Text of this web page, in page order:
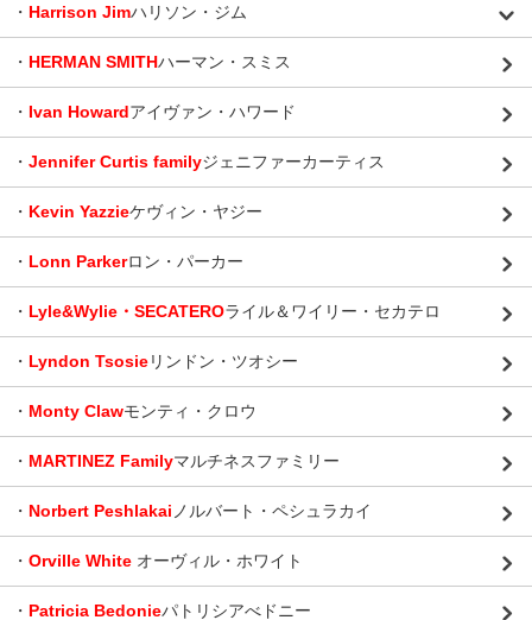
・ Harrison Jimハリソン・ジム
・ HERMAN SMITHハーマン・スミス
・ Ivan Howardアイヴァン・ハワード
・ Jennifer Curtis familyジェニファーカーティス
・ Kevin Yazzieケヴィン・ヤジー
・ Lonn Parkerロン・パーカー
・ Lyle&Wylie・SECATEROライル＆ワイリー・セカテロ
・ Lyndon Tsosieリンドン・ツオシー
・ Monty Clawモンティ・クロウ
・ MARTINEZ Familyマルチネスファミリー
・ Norbert Peshlakai ノルバート・ペシュラカイ
・ Orville White オーヴィル・ホワイト
・ Patricia Bedonieパトリシアべドニー